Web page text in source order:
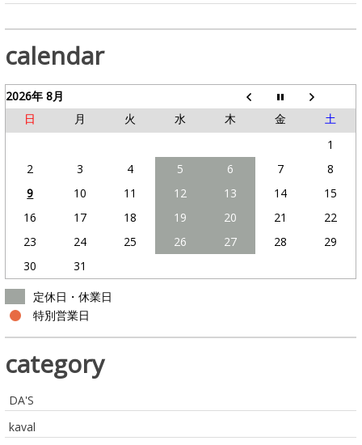
calendar
2026年 8月
日
月 火 水 木 金
土
1
2
3 4 5 6 7
8
9
10 11 12 13 14
15
16
17 18 19 20 21
22
23
24 25 26 27 28
29
30
31
定休日・休業日
特別営業日
category
DA'S
kaval